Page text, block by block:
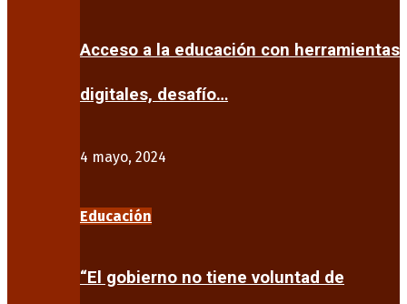
Acceso a la educación con herramientas
digitales, desafío…
4 mayo, 2024
Educación
“El gobierno no tiene voluntad de